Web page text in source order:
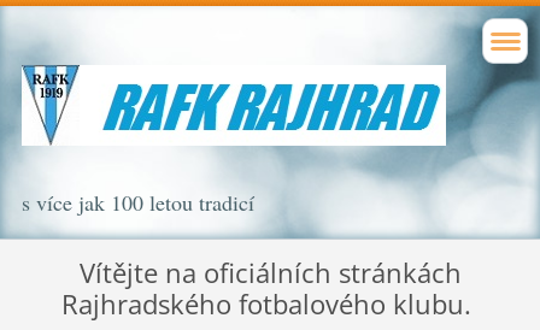
s více jak 100 letou tradicí
Vítějte na oficiálních stránkách
Rajhradského fotbalového klubu.